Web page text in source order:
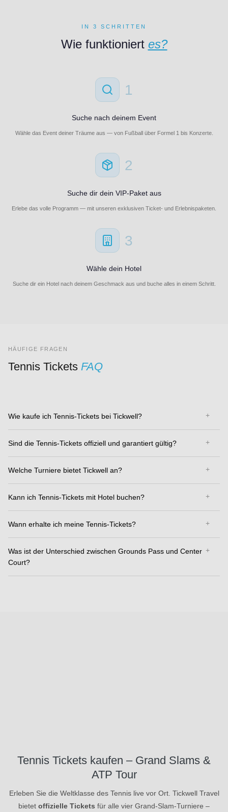
IN 3 SCHRITTEN
Wie funktioniert es?
1
Suche nach deinem Event
Wähle das Event deiner Träume aus — von Fußball über Formel 1 bis Konzerte.
2
Suche dir dein VIP-Paket aus
Erlebe das volle Programm — mit unseren exklusiven Ticket- und Erlebnispaketen.
3
Wähle dein Hotel
Suche dir ein Hotel nach deinem Geschmack aus und buche alles in einem Schritt.
HÄUFIGE FRAGEN
Tennis Tickets FAQ
Wie kaufe ich Tennis-Tickets bei Tickwell?
Sind die Tennis-Tickets offiziell und garantiert gültig?
Welche Turniere bietet Tickwell an?
Kann ich Tennis-Tickets mit Hotel buchen?
Wann erhalte ich meine Tennis-Tickets?
Was ist der Unterschied zwischen Grounds Pass und Center
Court?
Tennis Tickets kaufen – Grand Slams &
ATP Tour
Erleben Sie die Weltklasse des Tennis live vor Ort. Tickwell Travel
bietet offizielle Tickets für alle vier Grand-Slam-Turniere –